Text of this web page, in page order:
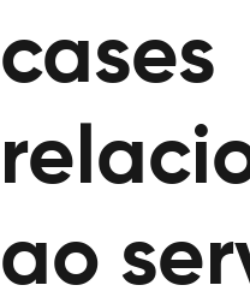
cases
ao